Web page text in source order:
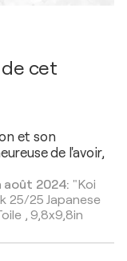
cet
et son
de l'avoir,
2024: "Koi
25/25 Japanese
,9,8x9,8in